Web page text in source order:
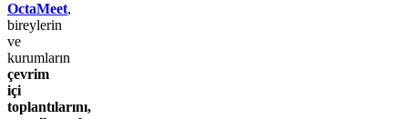
OctaMeet,
bireylerin
ve
kurumların
çevrim
içi
toplantılarını,